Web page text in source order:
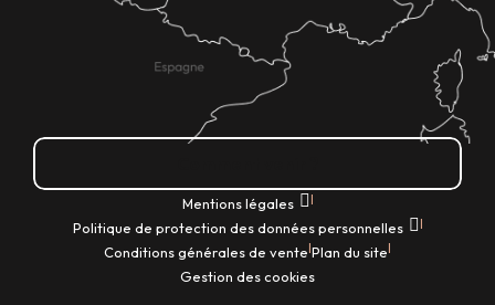
Mentions légales |
Politique de protection des données personnelles |
Conditions générales de vente|Plan du site|
Gestion des cookies